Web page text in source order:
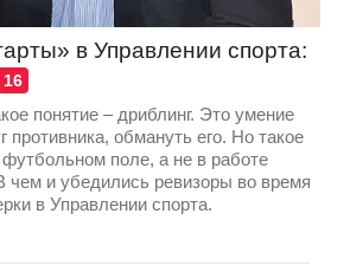
в Управлении спорта:
16
понятие – дриблинг. Это умение
противника, обмануть его. Но такое
поле, а не в работе
чем и убедились ревизоры во время
в Управлении спорта.